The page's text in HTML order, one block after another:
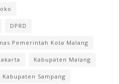
DPRD
Pemerintah Kota Malang
Jakarta Kabupaten Malang
Kabupaten Sampang